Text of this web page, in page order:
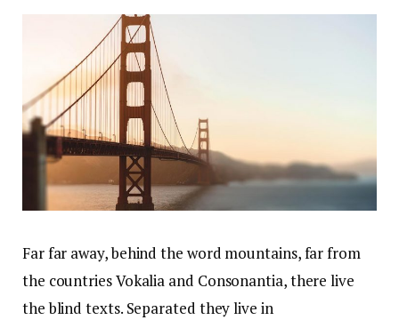
Far far away, behind the word mountains, far from
the countries Vokalia and Consonantia, there live
the blind texts. Separated they live in